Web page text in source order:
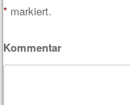
* markiert.
Kommentar